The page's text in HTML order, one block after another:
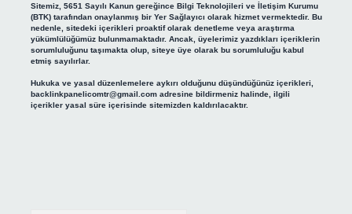
Sitemiz, 5651 Sayılı Kanun gereğince Bilgi Teknolojileri ve İletişim Kurumu
(BTK) tarafından onaylanmış bir Yer Sağlayıcı olarak hizmet vermektedir. Bu
nedenle, sitedeki içerikleri proaktif olarak denetleme veya araştırma
yükümlülüğümüz bulunmamaktadır. Ancak, üyelerimiz yazdıkları içeriklerin
sorumluluğunu taşımakta olup, siteye üye olarak bu sorumluluğu kabul
etmiş sayılırlar.
Hukuka ve yasal düzenlemelere aykırı olduğunu düşündüğünüz içerikleri,
backlinkpanelicomtr@gmail.comadresine bildirmeniz halinde, ilgili
içerikler yasal süre içerisinde sitemizden kaldırılacaktır.